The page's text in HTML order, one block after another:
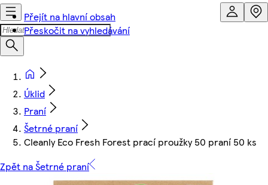
Přejít na hlavní obsah
Přeskočit na vyhledávání
Úklid
Praní
Šetrné praní
Cleanly Eco Fresh Forest prací proužky 50 praní 50 ks
Zpět na Šetrné praní